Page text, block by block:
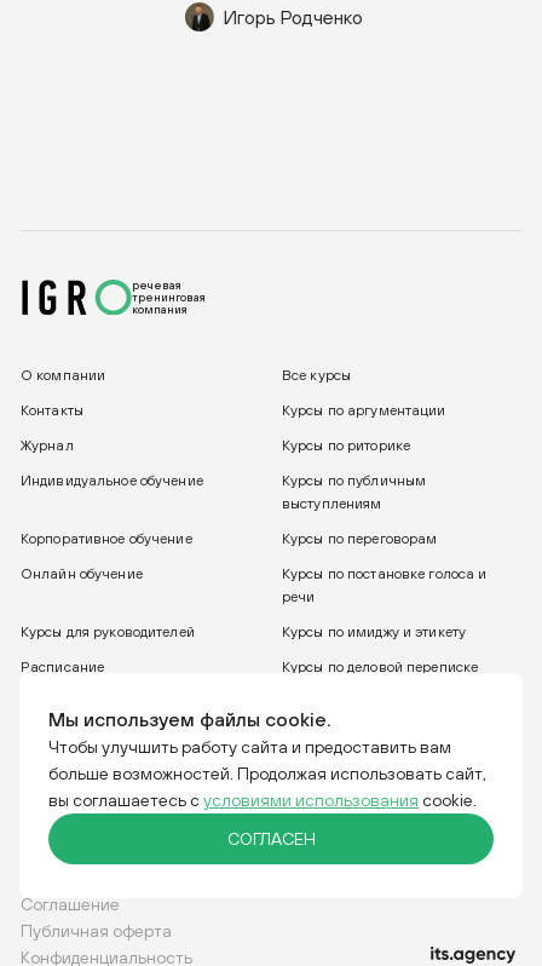
Мы используем файлы cookie.
Чтобы улучшить работу сайта и предоставить вам
больше возможностей. Продолжая использовать сайт,
вы соглашаетесь с условиями использования cookie.
СОГЛАСЕН
Игорь Родченко
речевая
тренинговая
компания
О компании Все курсы
Контакты Курсы по аргументации
Журнал Курсы по риторике
Индивидуальное обучение
Курсы по публичным
выступлениям
Корпоративное обучение Курсы по переговорам
Онлайн обучение
Курсы по постановке голоса и
речи
Курсы для руководителей Курсы по имиджу и этикету
Расписание Курсы по деловой переписке
Соглашение
Публичная оферта
Конфиденциальность